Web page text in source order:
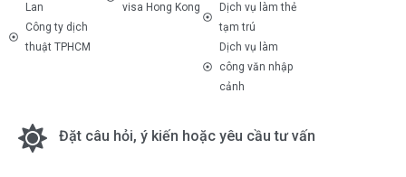
Lan
Công ty dịch
thuật TPHCM
visa Hong Kong
Dịch vụ làm thẻ
tạm trú
Dịch vụ làm
công văn nhập
cảnh
Đặt câu hỏi, ý kiến hoặc yêu cầu tư vấn